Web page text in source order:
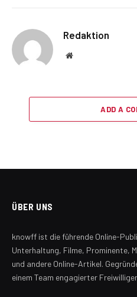
Redaktion
Website
ADD A
ÜBER UNS
knowff ist die führende Online-
Unterhaltung, Filme, Prominente,
und andere Online-Artikel.
einem Team engagierter